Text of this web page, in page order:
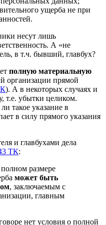
ущерба не при
несут лишь
А «не
в т.ч. бывший, главбух?
полную материальную
организации прямой
). А в некоторых случаях и
т.е. убытки целиком.
такое указание в
в силу прямого указания
и главбухами дела
ТК:
размере
может быть
, заключаемым с
главным
нет условия о полной